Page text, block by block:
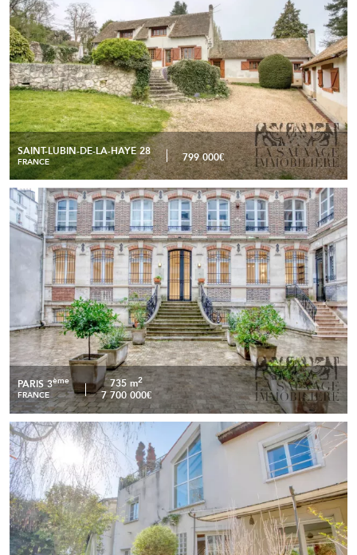
SAINT-LUBIN-DE-LA-HAYE 28
FRANCE 799 000€
PARIS 3ème
FRANCE
735 m2
7 700 000€
Murs commerciaux d'exception 735 m2 Marais Paris 3ème
READ MORE
Opportunité - Les Lilas – Maison familiale d'environ 225 m2
(surface pondérée) avec jardin et rooftop
READ MORE